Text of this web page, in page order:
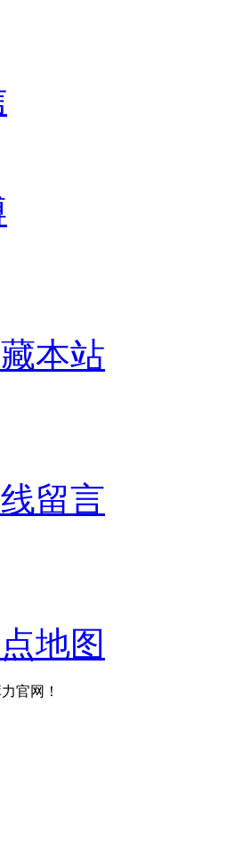
本站
留言
地图
官网！